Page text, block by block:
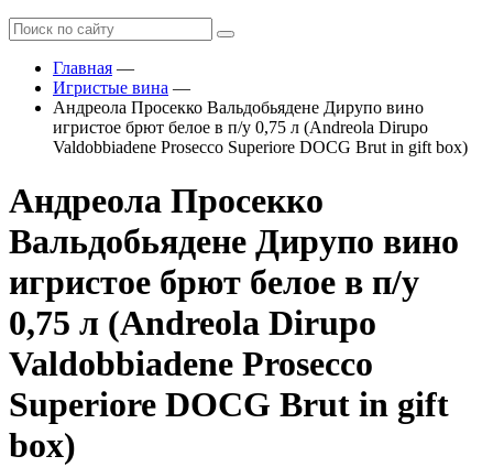
Главная —
Игристые вина —
Андреола Просекко Вальдобьядене Дирупо вино
игристое брют белое в п/у 0,75 л (Andreola Dirupo
Valdobbiadene Prosecco Superiore DOCG Brut in gift box)
Андреола Просекко
Вальдобьядене Дирупо вино
игристое брют белое в п/у
0,75 л (Andreola Dirupo
Valdobbiadene Prosecco
Superiore DOCG Brut in gift
box)